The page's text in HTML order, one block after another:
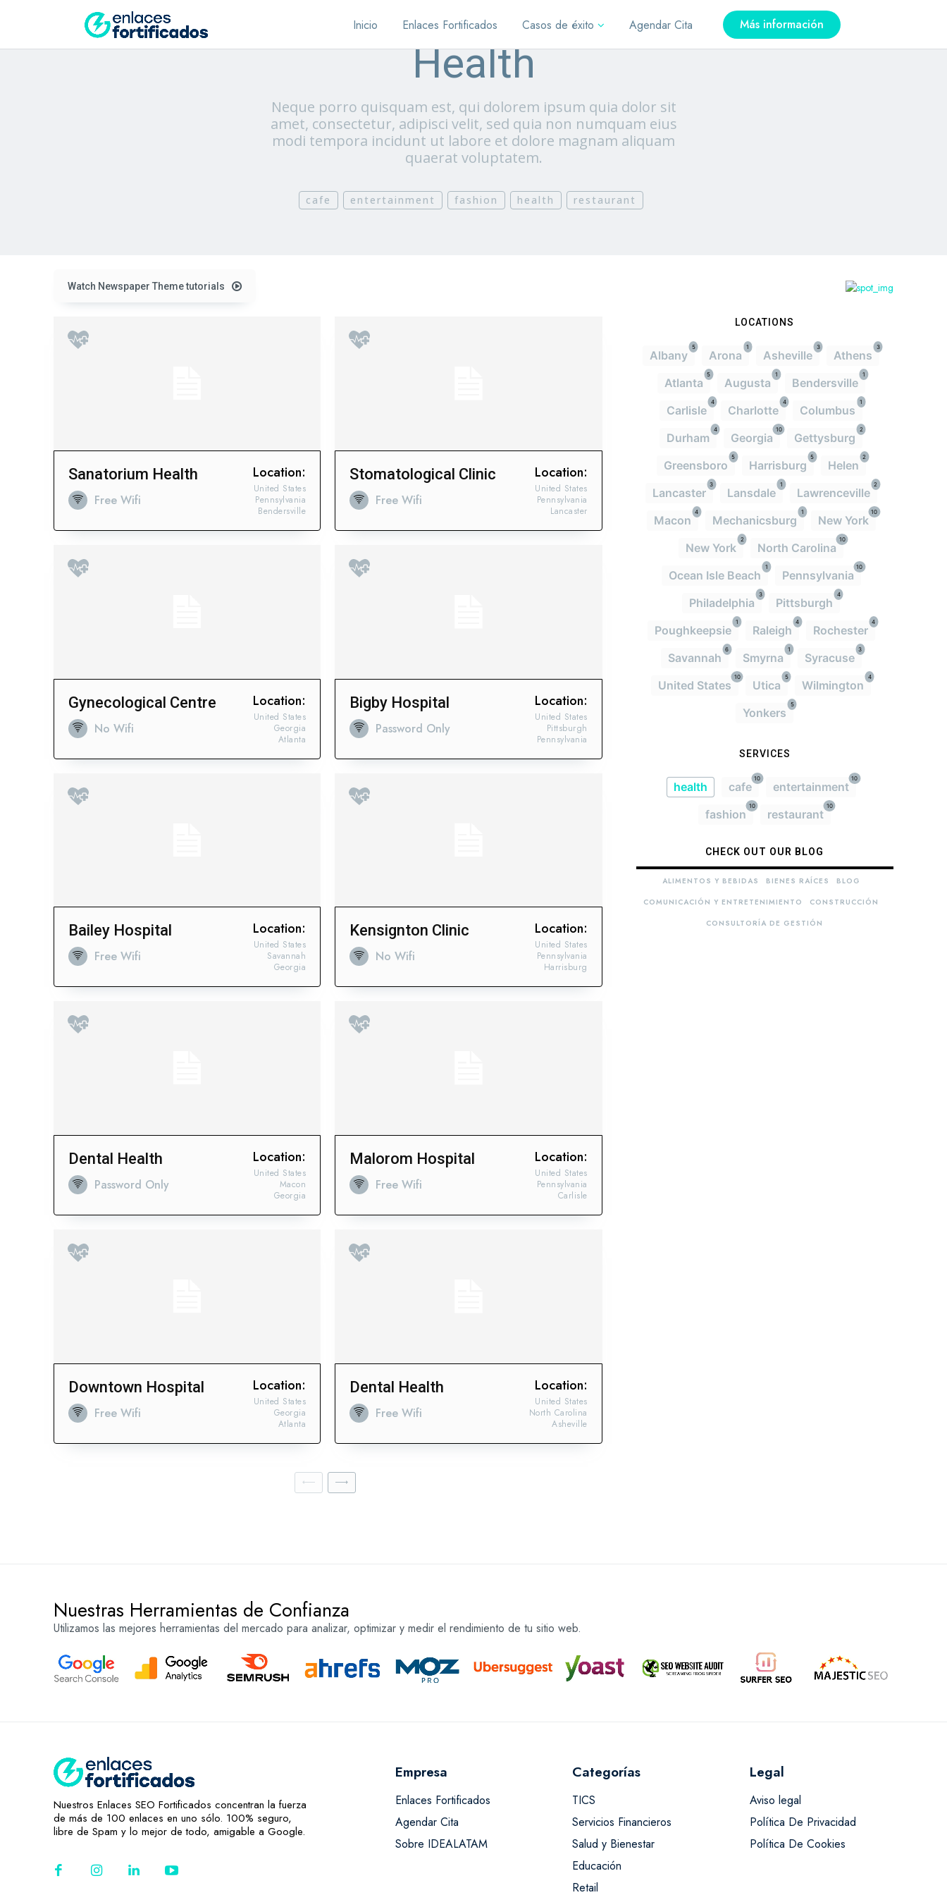
Concentramos la fuerza de +100 enlaces de alta autoridad en un sólo enlace
clave.
Inicio Enlaces Fortificados Casos de éxito Agendar Cita Más información
Health
Neque porro quisquam est, qui dolorem ipsum quia dolor sit
amet, consectetur, adipisci velit, sed quia non numquam eius
modi tempora incidunt ut labore et dolore magnam aliquam
quaerat voluptatem.
cafe entertainment fashion health restaurant
Watch Newspaper Theme tutorials
Sanatorium Health
Free Wifi
Location:
Bendersville
Pennsylvania
United States
Stomatological Clinic
Free Wifi
Location:
Lancaster
Pennsylvania
United States
Gynecological Centre
No Wifi
Location:
Atlanta
Georgia
United States
Bigby Hospital
Password Only
Location:
Pennsylvania
Pittsburgh
United States
Bailey Hospital
Free Wifi
Location:
Georgia
Savannah
United States
Kensignton Clinic
No Wifi
Location:
Harrisburg
Pennsylvania
United States
Dental Health
Password Only
Location:
Georgia
Macon
United States
Malorom Hospital
Free Wifi
Location:
Carlisle
Pennsylvania
United States
Downtown Hospital
Free Wifi
Location:
Atlanta
Georgia
United States
Dental Health
Free Wifi
Location:
Asheville
North Carolina
United States
LOCATIONS
5
Albany
1
Arona
3
Asheville
3
Athens
5
Atlanta
1
Augusta
1
Bendersville
4
Carlisle
4
Charlotte
1
Columbus
4
Durham
10
Georgia
2
Gettysburg
5
Greensboro
5
Harrisburg
2
Helen
3
Lancaster
1
Lansdale
2
Lawrenceville
4
Macon
1
Mechanicsburg
10
New York
2
New York
10
North Carolina
1
Ocean Isle Beach
10
Pennsylvania
3
Philadelphia
4
Pittsburgh
1
Poughkeepsie
4
Raleigh
4
Rochester
6
Savannah
1
Smyrna
3
Syracuse
10
United States
5
Utica
4
Wilmington
5
Yonkers
SERVICES
health
10
cafe
10
entertainment
10
fashion
10
restaurant
CHECK OUT OUR BLOG
ALIMENTOS Y BEBIDAS BIENES RAÍCES
BLOG
COMUNICACIÓN Y ENTRETENIMIENTO
CONSTRUCCIÓN
CONSULTORÍA DE GESTIÓN
Nuestras Herramientas de Confianza
Utilizamos las mejores herramientas del mercado para analizar, optimizar y medir el rendimiento de tu sitio web.
Nuestros Enlaces SEO Fortificados concentran la fuerza
de más de 100 enlaces en uno sólo. 100% seguro,
libre de Spam y lo mejor de todo, amigable a Google.
Empresa
Enlaces Fortificados
Agendar Cita
Sobre IDEALATAM
Categorías
TICS
Servicios Financieros
Salud y Bienestar
Educación
Retail
Legal
Aviso legal
Política De Privacidad
Política De Cookies